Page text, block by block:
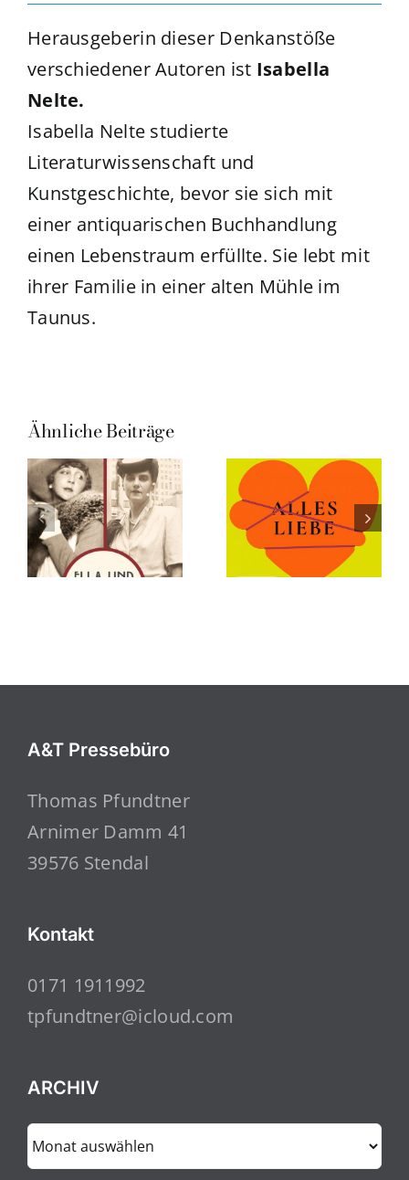
Herausgeberin dieser Denkanstöße
verschiedener Autoren ist Isabella
Nelte.
Isabella Nelte studierte
Literaturwissenschaft und
Kunstgeschichte, bevor sie sich mit
einer antiquarischen Buchhandlung
einen Lebenstraum erfüllte. Sie lebt mit
ihrer Familie in einer alten Mühle im
Taunus.
Ähnliche Beiträge
A&T Pressebüro
Thomas Pfundtner
Arnimer Damm 41
39576 Stendal
Kontakt
0171 1911992
tpfundtner@icloud.com
ARCHIV
ARCHIV